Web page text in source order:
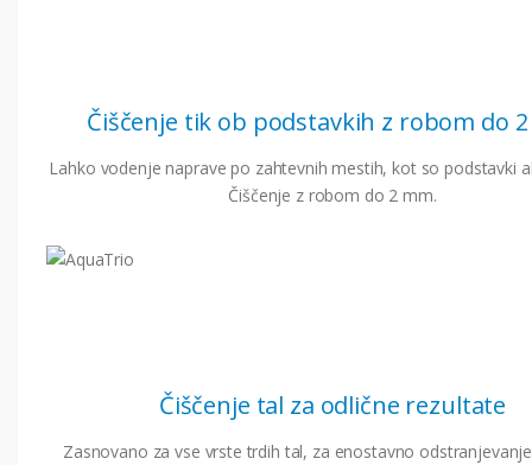
Čiščenje tik ob podstavkih z robom do
Lahko vodenje naprave po zahtevnih mestih, kot so podstavki
Čiščenje z robom do 2 mm.
Čiščenje tal za odlične rezultate
Zasnovano za vse vrste trdih tal, za enostavno